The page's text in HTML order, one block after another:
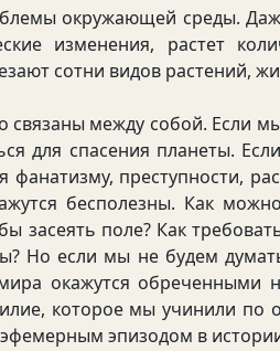
окружающей среды.
изменения, растет
сотни видов растений,
связаны между собой. Если
для спасения планеты.
фанатизму, преступности,
бесполезны. Как
засеять поле? Как
Но если мы не будем
окажутся
которое мы учинили
эпизодом в